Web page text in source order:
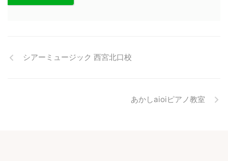
シアーミュージック 西宮北口校
あかしaioiピアノ教室